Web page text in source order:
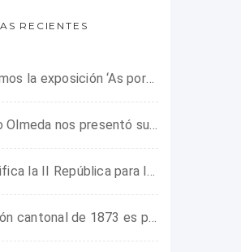
RECIENTES
Inauguramos la exposición ‘As portas do horror’ sobre el campo de concentración franquista de Camposancos
Fernando Olmeda nos presentó su último libro sobre la fotógrafa Gerda Taro
Qué significa la II República para los jóvenes de hoy
La rebelión cantonal de 1873 es protagonista en la ARMHADH